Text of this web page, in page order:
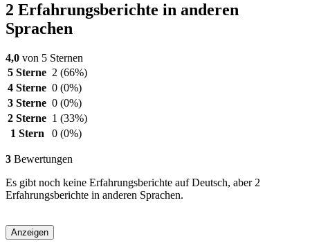
2 Erfahrungsberichte in anderen
Sprachen
4,0 von 5 Sternen
5 Sterne 2 (66%)
4 Sterne 0 (0%)
3 Sterne 0 (0%)
2 Sterne 1 (33%)
1 Stern
0 (0%)
3 Bewertungen
Es gibt noch keine Erfahrungsberichte auf Deutsch, aber 2
Erfahrungsberichte in anderen Sprachen.
Anzeigen